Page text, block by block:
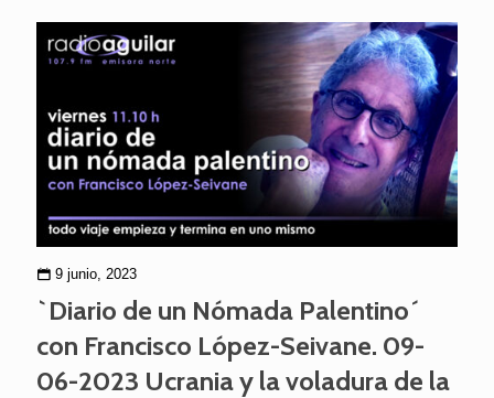
9 junio, 2023
`Diario de un Nómada Palentino´
con Francisco López-Seivane. 09-
06-2023 Ucrania y la voladura de la